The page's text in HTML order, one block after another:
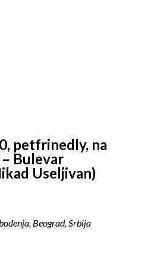
petfrinedly, na
Bulevar
Useljivan)
Beograd, Srbija